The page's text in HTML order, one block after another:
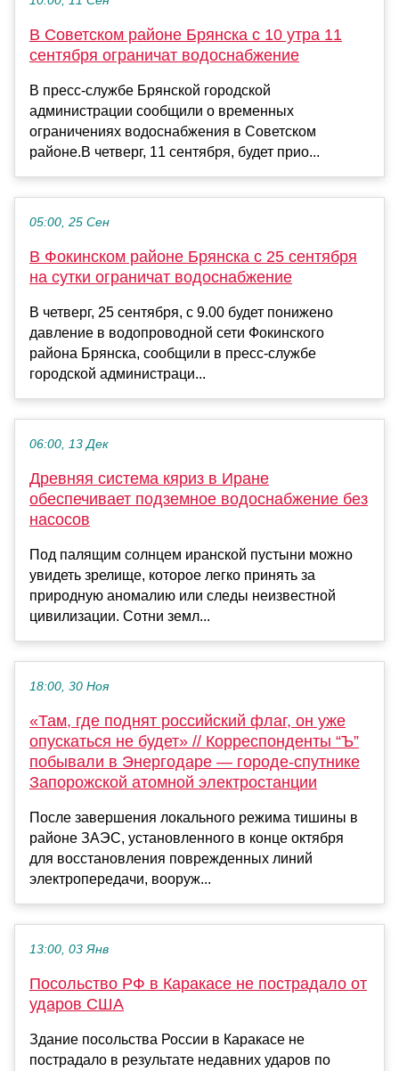
В Советском районе Брянска с 10 утра 11
сентября ограничат водоснабжение
В пресс-службе Брянской городской
администрации сообщили о временных
ограничениях водоснабжения в Советском
районе.В четверг, 11 сентября, будет прио...
05:00, 25 Сен
В Фокинском районе Брянска с 25 сентября
на сутки ограничат водоснабжение
В четверг, 25 сентября, с 9.00 будет понижено
давление в водопроводной сети Фокинского
района Брянска, сообщили в пресс-службе
городской администраци...
06:00, 13 Дек
Древняя система кяриз в Иране
обеспечивает подземное водоснабжение без
насосов
Под палящим солнцем иранской пустыни можно
увидеть зрелище, которое легко принять за
природную аномалию или следы неизвестной
цивилизации. Сотни земл...
18:00, 30 Ноя
«Там, где поднят российский флаг, он уже
опускаться не будет» // Корреспонденты “Ъ”
побывали в Энергодаре — городе-спутнике
Запорожской атомной электростанции
После завершения локального режима тишины в
районе ЗАЭС, установленного в конце октября
для восстановления поврежденных линий
электропередачи, вооруж...
13:00, 03 Янв
Посольство РФ в Каракасе не пострадало от
ударов США
Здание посольства России в Каракасе не
пострадало в результате недавних ударов по